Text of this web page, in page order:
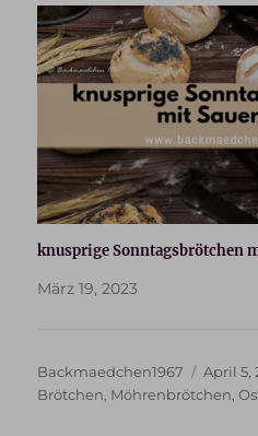
knusprige Sonntagsbrötchen
März 19, 2023
Autor
Backmaedchen1967
am
April 5,
Brötchen, Möhrenbrötchen,